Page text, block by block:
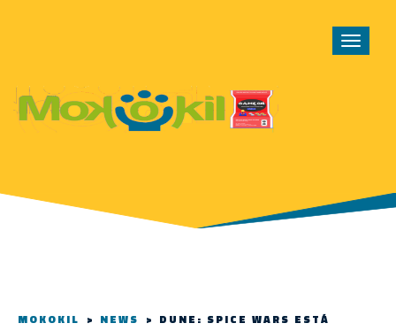
Toggle
MOKOKIL > NEWS > DUNE: SPICE WARS ESTÁ